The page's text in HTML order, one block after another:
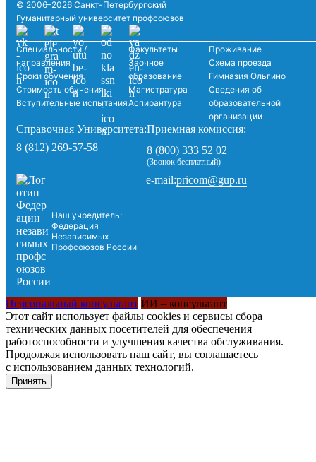
© 2006–2026 Санкт-Петербургский
Гуманитарный университет профсоюзов
Специальности /
направления
Сроки обучения
Стоимость обучения
Вступительные испытания
Факультеты
Заочное
образование
Магистратура
Аспирантура
Проживание
Схема проезда
Гимназия Ольгино
Сведения об
образовательной
организации
Справочная Университета:
8 (812) 269-57-58
Приемная комиссия:
8 (800) 333 52 02
(Звонок бесплатный)
Наш учредитель:
Федерация
Независимых
Профсоюзов России
e-mail:pricom@gup.ru
Персональный консультант ИИ – консультант
Этот сайт использует файлы cookies и сервисы сбора
технических данных посетителей для обеспечения
работоспособности и улучшения качества обслуживания.
Продолжая использовать наш сайт, вы соглашаетесь
с использованием данных технологий.
Принять